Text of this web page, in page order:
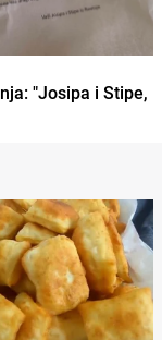
"Josipa i Stipe,